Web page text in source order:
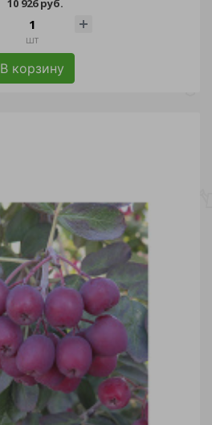
10 926 руб.
шт
В корзину